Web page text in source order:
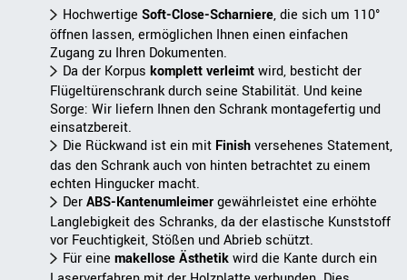
Hochwertige Soft-Close-Scharniere, die sich um 110°
öffnen lassen, ermöglichen Ihnen einen einfachen
Zugang zu Ihren Dokumenten.
Da der Korpus komplett verleimtwird, besticht der
Flügeltürenschrank durch seine Stabilität. Und keine
Sorge: Wir liefern Ihnen den Schrank montagefertig und
einsatzbereit.
Die Rückwand ist ein mit Finishversehenes Statement,
das den Schrank auch von hinten betrachtet zu einem
echten Hingucker macht.
DerABS-Kantenumleimergewährleistet eine erhöhte
Langlebigkeit des Schranks, da der elastische Kunststoff
vor Feuchtigkeit, Stößen und Abrieb schützt.
Für eine makellose Ästhetikwird die Kante durch ein